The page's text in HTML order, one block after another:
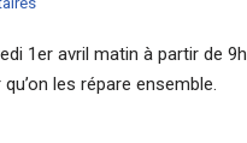
1er avril matin à partir de 9h
les répare ensemble.